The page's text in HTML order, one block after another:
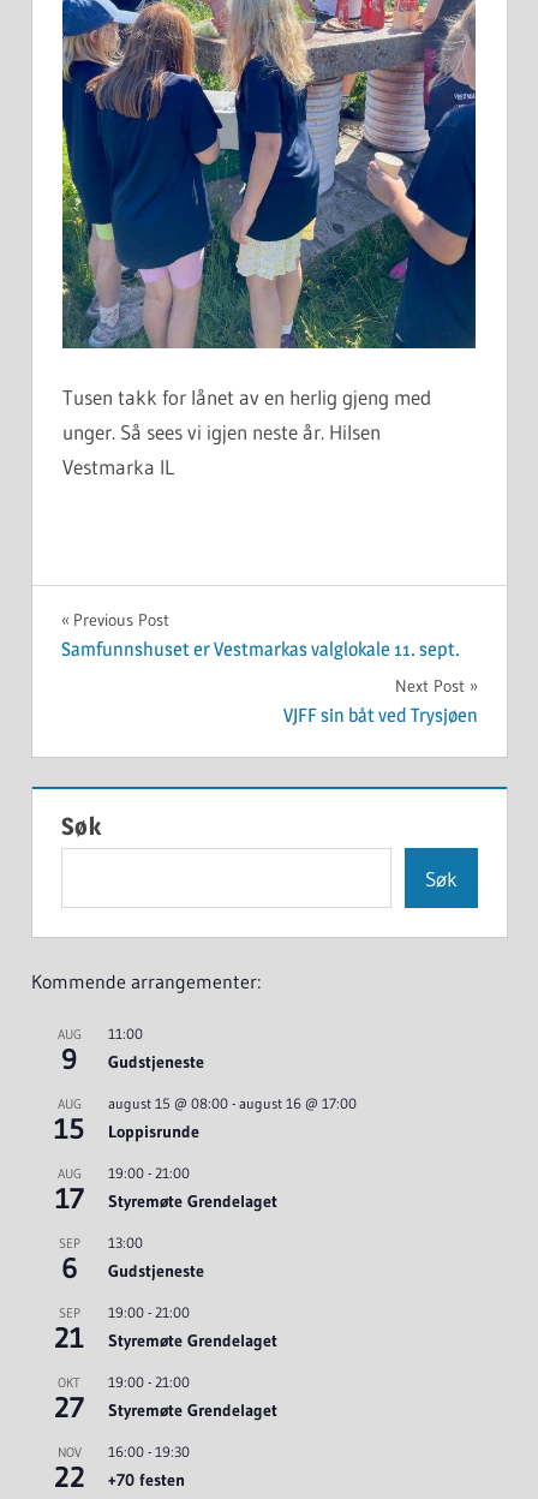
Tusen takk for lånet av en herlig gjeng med
unger. Så sees vi igjen neste år. Hilsen
Vestmarka IL
UKATEGORISERT
Innleggsnavigasjon
Previous Post
Samfunnshuset er Vestmarkas valglokale 11. sept.
Next Post
VJFF sin båt ved Trysjøen
Søk
Søk
Kommende arrangementer:
AUG
9
11:00
Gudstjeneste
AUG
15
august 15 @ 08:00- august 16 @ 17:00
Loppisrunde
AUG
17
19:00- 21:00
Styremøte Grendelaget
SEP
6
13:00
Gudstjeneste
SEP
21
19:00- 21:00
Styremøte Grendelaget
OKT
27
19:00- 21:00
Styremøte Grendelaget
NOV
22
16:00- 19:30
+70 festen